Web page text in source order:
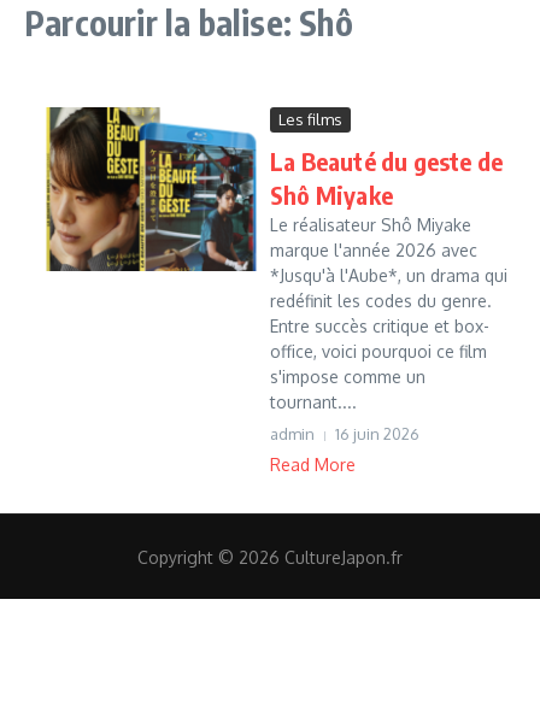
Parcourir la balise: Shô
Les films
La Beauté du geste de
Shô Miyake
Le réalisateur Shô Miyake
marque l'année 2026 avec
*Jusqu'à l'Aube*, un drama qui
redéfinit les codes du genre.
Entre succès critique et box-
office, voici pourquoi ce film
s'impose comme un
tournant....
admin 16 juin 2026
Read More